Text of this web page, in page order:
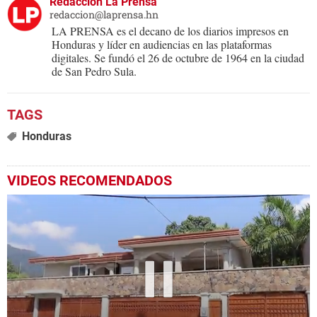
redaccion@laprensa.hn
LA PRENSA es el decano de los diarios impresos en
Honduras y líder en audiencias en las plataformas
digitales. Se fundó el 26 de octubre de 1964 en la ciudad
de San Pedro Sula.
Honduras
VIDEOS RECOMENDADOS